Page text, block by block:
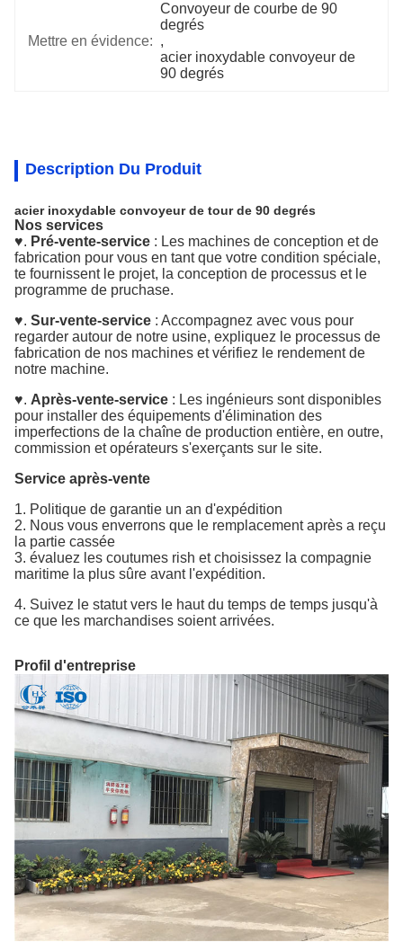
Mettre en évidence:
Convoyeur de courbe de 90
degrés
,
acier inoxydable convoyeur de
90 degrés
Description Du Produit
acier inoxydable convoyeur de tour de 90 degrés
Nos services
♥. Pré-vente-service : Les machines de conception et de
fabrication pour vous en tant que votre condition spéciale,
te fournissent le projet, la conception de processus et le
programme de pruchase.
♥. Sur-vente-service : Accompagnez avec vous pour
regarder autour de notre usine, expliquez le processus de
fabrication de nos machines et vérifiez le rendement de
notre machine.
♥. Après-vente-service : Les ingénieurs sont disponibles
pour installer des équipements d'élimination des
imperfections de la chaîne de production entière, en outre,
commission et opérateurs s'exerçants sur le site.
Service après-vente
1. Politique de garantie un an d'expédition
2. Nous vous enverrons que le remplacement après a reçu
la partie cassée
3. évaluez les coutumes rish et choisissez la compagnie
maritime la plus sûre avant l'expédition.
4. Suivez le statut vers le haut du temps de temps jusqu'à
ce que les marchandises soient arrivées.
Profil d'entreprise